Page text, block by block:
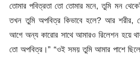
তোমার পবিত্রতা তো তোমার মনে, তুমি মন
তখন তুমি অপবিত্র কিভাবে হলে? আর শরীর,
আগে অন্য কারোর সাথে আমারও রিলেশন হয়ে
তো অপবিত্র।” “ওই সময় তুমি আমার পাশে